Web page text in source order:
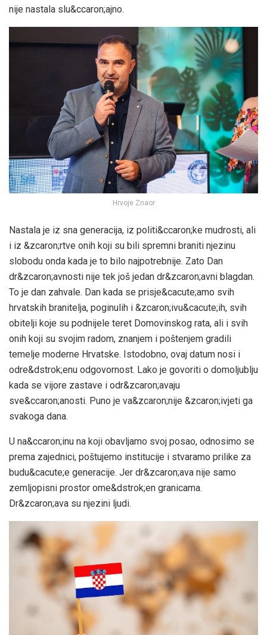
nije nastala slu&ccaron;ajno.
Hrvoje Znaor
Nastala je iz sna generacija, iz politi&ccaron;ke mudrosti, ali
i iz &zcaron;rtve onih koji su bili spremni braniti njezinu
slobodu onda kada je to bilo najpotrebnije. Zato Dan
dr&zcaron;avnosti nije tek još jedan dr&zcaron;avni blagdan.
To je dan zahvale. Dan kada se prisje&cacute;amo svih
hrvatskih branitelja, poginulih i &zcaron;ivu&cacute;ih, svih
obitelji koje su podnijele teret Domovinskog rata, ali i svih
onih koji su svojim radom, znanjem i poštenjem gradili
temelje moderne Hrvatske. Istodobno, ovaj datum nosi i
odre&dstrok;enu odgovornost. Lako je govoriti o domoljublju
kada se vijore zastave i odr&zcaron;avaju
sve&ccaron;anosti. Puno je va&zcaron;nije &zcaron;ivjeti ga
svakoga dana.
U na&ccaron;inu na koji obavljamo svoj posao, odnosimo se
prema zajednici, poštujemo institucije i stvaramo prilike za
budu&cacute;e generacije. Jer dr&zcaron;ava nije samo
zemljopisni prostor ome&dstrok;en granicama.
Dr&zcaron;ava su njezini ljudi.